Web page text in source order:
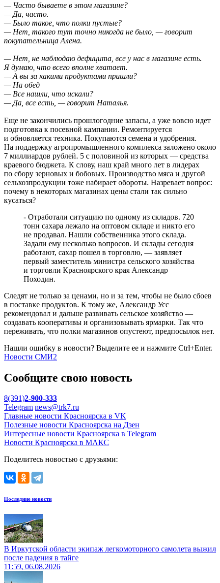
— Часто бываете в этом магазине?
— Да, часто.
— Было такое, что полки пустые?
— Нет, такого тут точно никогда не было, — говорит
покупательница Алена.
— Нет, не наблюдаю дефицита, все у нас в магазине есть.
Я думаю, что всего вполне хватает.
— А вы за какими продуктами пришли?
— На обед
— Все нашли, что искали?
— Да, все есть, — говорит Наталья.
Еще не закончились прошлогодние запасы, а уже вовсю идет
подготовка к посевной кампании. Ремонтируется
и обновляется техника. Покупаются семена и удобрения.
На поддержку агропромышленного комплекса заложено около
7 миллиардов рублей. 5 с половиной из которых — средства
краевого бюджета. К слову, наш край много лет в лидерах
по сбору зерновых и бобовых. Производство мяса и другой
сельхозпродукции тоже набирает обороты. Назревает вопрос:
почему в некоторых магазинах цены стали так сильно
кусаться?
- Отработали ситуацию по одному из складов. 720
тонн сахара лежало на оптовом складе и никто его
не продавал. Нашли собственника этого склада.
Задали ему несколько вопросов. И склады сегодня
работают, сахар пошел в торговлю, — заявляет
первый заместитель министра сельского хозяйства
и торговли Красноярского края Александр
Походин.
Следят не только за ценами, но и за тем, чтобы не было сбоев
в поставке продуктов. К тому же, Александр Усс
рекомендовал и дальше развивать сельское хозяйство —
создавать кооперативы и организовывать ярмарки. Так что
переживать, что полки магазинов опустеют, предпосылок нет.
Нашли ошибку в новости? Выделите ее и нажмите Ctrl+Enter.
Новости СМИ2
Сообщите свою новость
8(391)2-900-333
Telegram news@trk7.ru
Главные новости Красноярска в VK
Полезные новости Красноярска на Дзен
Интересные новости Красноярска в Telegram
Новости Красноярска в МАКС
Поделитесь новостью с друзьями:
Последние новости
В Иркутской области экипаж легкомоторного самолета выжил
после падения в тайге
11:59, 06.08.2026